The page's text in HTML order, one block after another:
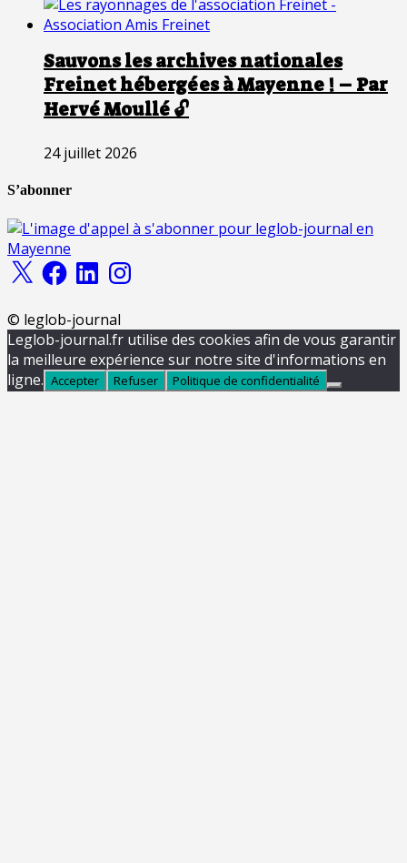
Sauvons les archives nationales
Freinet hébergées à Mayenne ! – Par
Hervé Moullé 🔓
24 juillet 2026
S’abonner
X FacebookLinkedInInstagram
© leglob-journal
Leglob-journal.fr utilise des cookies afin de vous garantir
la meilleure expérience sur notre site d'informations en
ligne. Accepter Refuser Politique de confidentialité